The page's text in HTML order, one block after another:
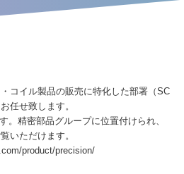
コイル製品の販売に特化した部署（SC
任せ致します。
。精密部品グループに位置付けられ、
いただけます。
product/precision/